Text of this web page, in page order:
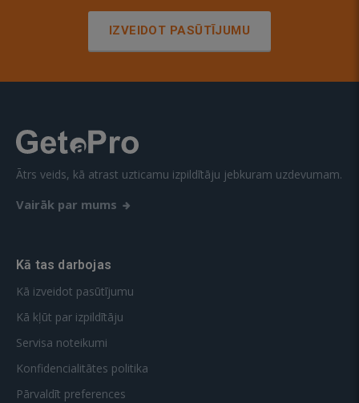
IZVEIDOT PASŪTĪJUMU
Ātrs veids, kā atrast uzticamu izpildītāju jebkuram uzdevumam.
Vairāk par mums
Kā tas darbojas
Kā izveidot pasūtījumu
Kā kļūt par izpildītāju
Servisa noteikumi
Konfidencialitātes politika
Pārvaldīt preferences